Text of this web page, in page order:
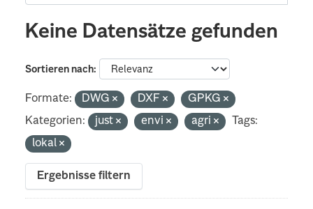
Keine Datensätze gefunden
Sortieren nach
Formate: DWG DXF
GPKG
Kategorien:
just envi agri
Tags:
lokal
Ergebnisse filtern